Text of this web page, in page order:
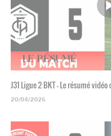
J31 Ligue 2 BKT - Le résumé
20/04/2026